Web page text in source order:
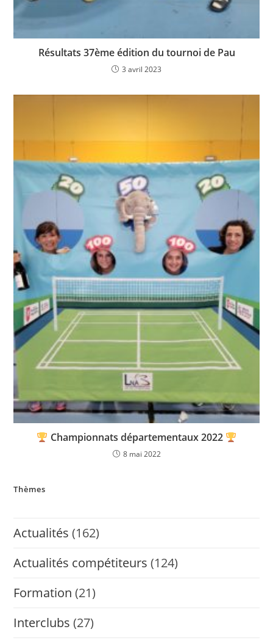
Résultats 37ème édition du tournoi de Pau
3 avril 2023
Championnats départementaux 2022
8 mai 2022
Thèmes
Actualités (162)
Actualités compétiteurs (124)
Formation (21)
Interclubs (27)